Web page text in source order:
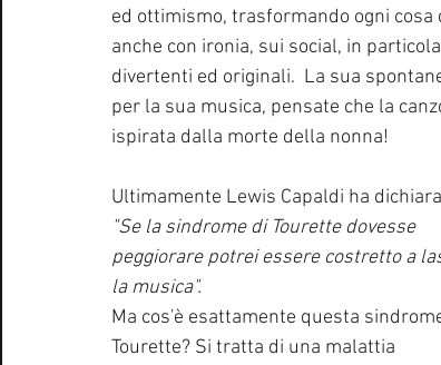
ed ottimismo, trasformando ogni cosa
anche con ironia, sui social, in
divertenti ed originali.  La sua
per la sua musica, pensate che la
ispirata dalla morte della nonna!
Ultimamente Lewis Capaldi ha
"Se la sindrome di Tourette dovesse
peggiorare potrei essere costretto a
la musica".
Ma cos'è esattamente questa
Tourette? Si tratta di una malattia